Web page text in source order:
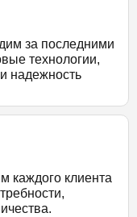
за последними
технологии,
надежность
каждого клиента